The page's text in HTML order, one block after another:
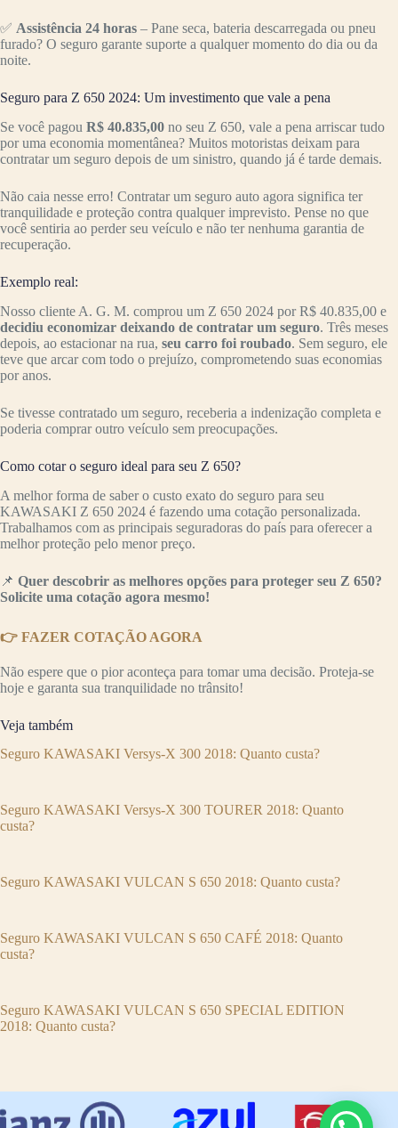
✅ Assistência 24 horas – Pane seca, bateria descarregada ou pneu
furado? O seguro garante suporte a qualquer momento do dia ou da
noite.
Seguro para Z 650 2024: Um investimento que vale a pena
Se você pagou R$ 40.835,00 no seu Z 650, vale a pena arriscar tudo
por uma economia momentânea? Muitos motoristas deixam para
contratar um seguro depois de um sinistro, quando já é tarde demais.
Não caia nesse erro! Contratar um seguro auto agora significa ter
tranquilidade e proteção contra qualquer imprevisto. Pense no que
você sentiria ao perder seu veículo e não ter nenhuma garantia de
recuperação.
Exemplo real:
Nosso cliente A. G. M. comprou um Z 650 2024 por R$ 40.835,00 e
decidiu economizar deixando de contratar um seguro. Três meses
depois, ao estacionar na rua, seu carro foi roubado. Sem seguro, ele
teve que arcar com todo o prejuízo, comprometendo suas economias
por anos.
Se tivesse contratado um seguro, receberia a indenização completa e
poderia comprar outro veículo sem preocupações.
Como cotar o seguro ideal para seu Z 650?
A melhor forma de saber o custo exato do seguro para seu
KAWASAKI Z 650 2024 é fazendo uma cotação personalizada.
Trabalhamos com as principais seguradoras do país para oferecer a
melhor proteção pelo menor preço.
📌 Quer descobrir as melhores opções para proteger seu Z 650?
Solicite uma cotação agora mesmo!
👉 FAZER COTAÇÃO AGORA
Não espere que o pior aconteça para tomar uma decisão. Proteja-se
hoje e garanta sua tranquilidade no trânsito!
Veja também
Seguro KAWASAKI Versys-X 300 2018: Quanto custa?
Seguro KAWASAKI Versys-X 300 TOURER 2018: Quanto
custa?
Seguro KAWASAKI VULCAN S 650 2018: Quanto custa?
Seguro KAWASAKI VULCAN S 650 CAFÉ 2018: Quanto
custa?
Seguro KAWASAKI VULCAN S 650 SPECIAL EDITION
2018: Quanto custa?